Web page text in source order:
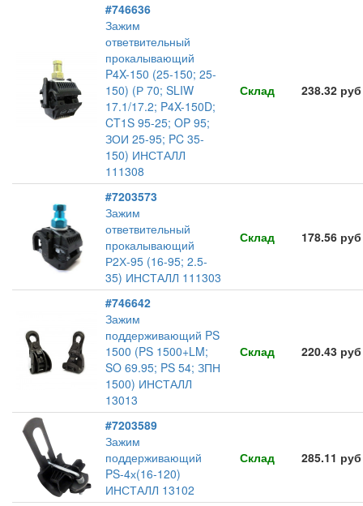
#746636
Зажим
ответвительный
прокалывающий
P4X-150 (25-150; 25-
150) (Р 70; SLIW
17.1/17.2; P4X-150D;
CT1S 95-25; OP 95;
ЗОИ 25-95; PC 35-
150) ИНСТАЛЛ
111308
Склад 238.32 руб
#7203573
Зажим
ответвительный
прокалывающий
Р2Х-95 (16-95; 2.5-
35) ИНСТАЛЛ 111303
Склад 178.56 руб
#746642
Зажим
поддерживающий PS
1500 (PS 1500+LM;
SO 69.95; PS 54; ЗПН
1500) ИНСТАЛЛ
13013
Склад 220.43 руб
#7203589
Зажим
поддерживающий
PS-4х(16-120)
ИНСТАЛЛ 13102
Склад 285.11 руб